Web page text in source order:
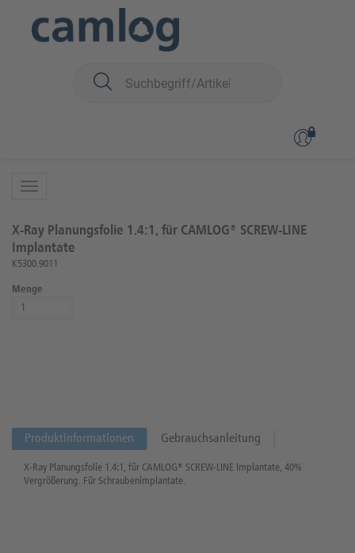
X-Ray Planungsfolie 1.4:1, für CAMLOG® SCREW-LINE
Implantate
K5300.9011
Menge
Produktinformationen Gebrauchsanleitung
X-Ray Planungsfolie 1.4:1, für CAMLOG® SCREW-LINE Implantate, 40%
Vergrößerung. Für Schraubenimplantate.